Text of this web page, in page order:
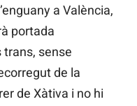
a València,
portada
sense
de la
de Xàtiva i no hi